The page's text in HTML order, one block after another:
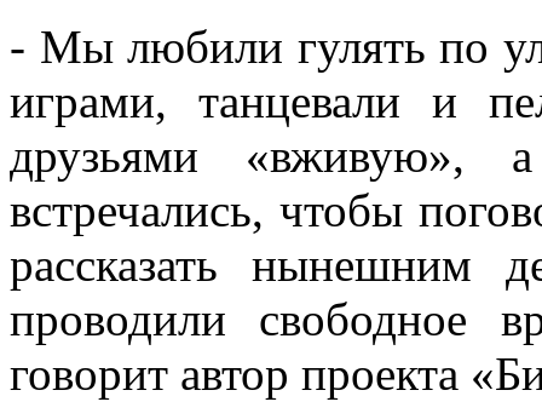
- Мы любили гулять по
играми, танцевали и
друзьями «вживую»,
встречались, чтобы
рассказать нынешним
проводили
говорит автор проекта